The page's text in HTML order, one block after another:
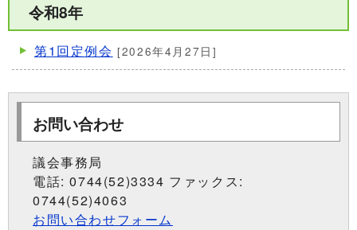
令和8年
第1回定例会 [2026年4月27日]
お問い合わせ
議会事務局
電話: 0744(52)3334 ファックス:
0744(52)4063
お問い合わせフォーム